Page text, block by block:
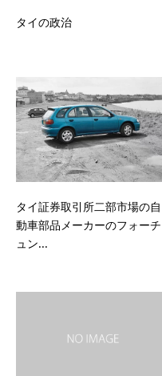
タイの政治
タイ証券取引所二部市場の自
動車部品メーカーのフォーチ
ュン...